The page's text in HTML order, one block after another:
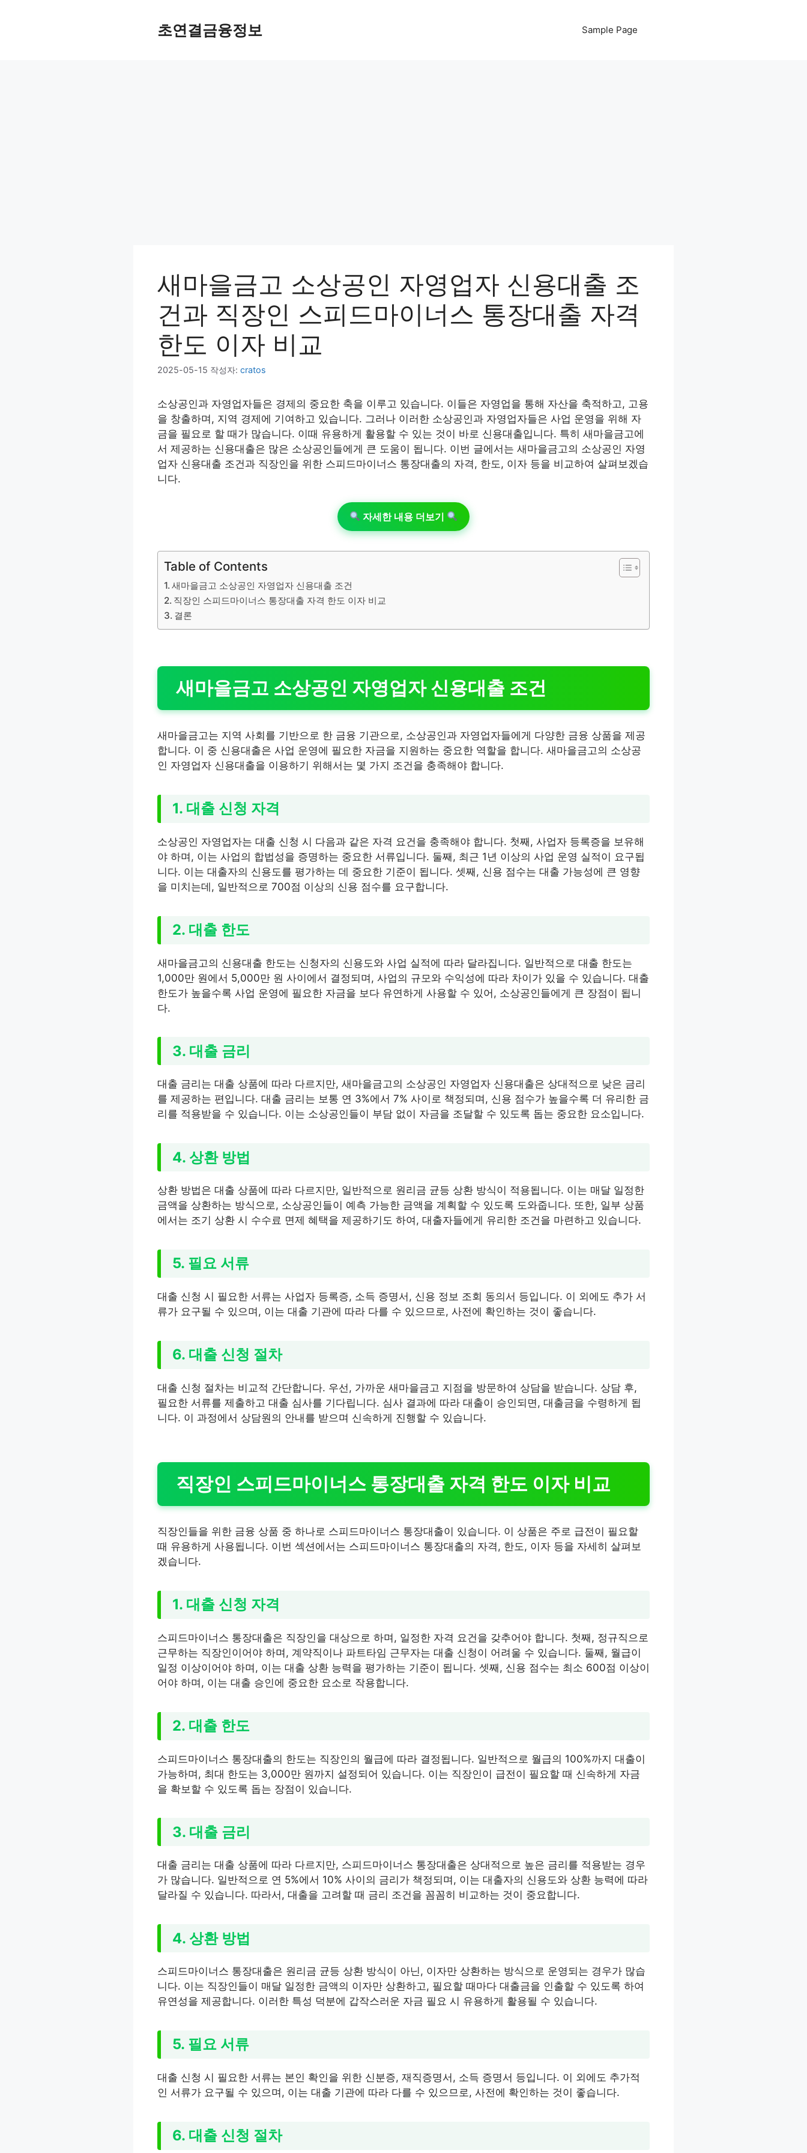
초연결금융정보 Sample Page
새마을금고 소상공인 자영업자 신용대출 조
건과 직장인 스피드마이너스 통장대출 자격
한도 이자 비교
2025-05-15 작성자: cratos
소상공인과 자영업자들은 경제의 중요한 축을 이루고 있습니다. 이들은 자영업을 통해 자산을 축적하고, 고용
을 창출하며, 지역 경제에 기여하고 있습니다. 그러나 이러한 소상공인과 자영업자들은 사업 운영을 위해 자
금을 필요로 할 때가 많습니다. 이때 유용하게 활용할 수 있는 것이 바로 신용대출입니다. 특히 새마을금고에
서 제공하는 신용대출은 많은 소상공인들에게 큰 도움이 됩니다. 이번 글에서는 새마을금고의 소상공인 자영
업자 신용대출 조건과 직장인을 위한 스피드마이너스 통장대출의 자격, 한도, 이자 등을 비교하여 살펴보겠습
니다.
자세한 내용 더보기
Table of Contents
새마을금고 소상공인 자영업자 신용대출 조건
직장인 스피드마이너스 통장대출 자격 한도 이자 비교
결론
새마을금고 소상공인 자영업자 신용대출 조건
새마을금고는 지역 사회를 기반으로 한 금융 기관으로, 소상공인과 자영업자들에게 다양한 금융 상품을 제공
합니다. 이 중 신용대출은 사업 운영에 필요한 자금을 지원하는 중요한 역할을 합니다. 새마을금고의 소상공
인 자영업자 신용대출을 이용하기 위해서는 몇 가지 조건을 충족해야 합니다.
1. 대출 신청 자격
소상공인 자영업자는 대출 신청 시 다음과 같은 자격 요건을 충족해야 합니다. 첫째, 사업자 등록증을 보유해
야 하며, 이는 사업의 합법성을 증명하는 중요한 서류입니다. 둘째, 최근 1년 이상의 사업 운영 실적이 요구됩
니다. 이는 대출자의 신용도를 평가하는 데 중요한 기준이 됩니다. 셋째, 신용 점수는 대출 가능성에 큰 영향
을 미치는데, 일반적으로 700점 이상의 신용 점수를 요구합니다.
2. 대출 한도
새마을금고의 신용대출 한도는 신청자의 신용도와 사업 실적에 따라 달라집니다. 일반적으로 대출 한도는
1,000만 원에서 5,000만 원 사이에서 결정되며, 사업의 규모와 수익성에 따라 차이가 있을 수 있습니다. 대출
한도가 높을수록 사업 운영에 필요한 자금을 보다 유연하게 사용할 수 있어, 소상공인들에게 큰 장점이 됩니
다.
3. 대출 금리
대출 금리는 대출 상품에 따라 다르지만, 새마을금고의 소상공인 자영업자 신용대출은 상대적으로 낮은 금리
를 제공하는 편입니다. 대출 금리는 보통 연 3%에서 7% 사이로 책정되며, 신용 점수가 높을수록 더 유리한 금
리를 적용받을 수 있습니다. 이는 소상공인들이 부담 없이 자금을 조달할 수 있도록 돕는 중요한 요소입니다.
4. 상환 방법
상환 방법은 대출 상품에 따라 다르지만, 일반적으로 원리금 균등 상환 방식이 적용됩니다. 이는 매달 일정한
금액을 상환하는 방식으로, 소상공인들이 예측 가능한 금액을 계획할 수 있도록 도와줍니다. 또한, 일부 상품
에서는 조기 상환 시 수수료 면제 혜택을 제공하기도 하여, 대출자들에게 유리한 조건을 마련하고 있습니다.
5. 필요 서류
대출 신청 시 필요한 서류는 사업자 등록증, 소득 증명서, 신용 정보 조회 동의서 등입니다. 이 외에도 추가 서
류가 요구될 수 있으며, 이는 대출 기관에 따라 다를 수 있으므로, 사전에 확인하는 것이 좋습니다.
6. 대출 신청 절차
대출 신청 절차는 비교적 간단합니다. 우선, 가까운 새마을금고 지점을 방문하여 상담을 받습니다. 상담 후,
필요한 서류를 제출하고 대출 심사를 기다립니다. 심사 결과에 따라 대출이 승인되면, 대출금을 수령하게 됩
니다. 이 과정에서 상담원의 안내를 받으며 신속하게 진행할 수 있습니다.
직장인 스피드마이너스 통장대출 자격 한도 이자 비교
직장인들을 위한 금융 상품 중 하나로 스피드마이너스 통장대출이 있습니다. 이 상품은 주로 급전이 필요할
때 유용하게 사용됩니다. 이번 섹션에서는 스피드마이너스 통장대출의 자격, 한도, 이자 등을 자세히 살펴보
겠습니다.
1. 대출 신청 자격
스피드마이너스 통장대출은 직장인을 대상으로 하며, 일정한 자격 요건을 갖추어야 합니다. 첫째, 정규직으로
근무하는 직장인이어야 하며, 계약직이나 파트타임 근무자는 대출 신청이 어려울 수 있습니다. 둘째, 월급이
일정 이상이어야 하며, 이는 대출 상환 능력을 평가하는 기준이 됩니다. 셋째, 신용 점수는 최소 600점 이상이
어야 하며, 이는 대출 승인에 중요한 요소로 작용합니다.
2. 대출 한도
스피드마이너스 통장대출의 한도는 직장인의 월급에 따라 결정됩니다. 일반적으로 월급의 100%까지 대출이
가능하며, 최대 한도는 3,000만 원까지 설정되어 있습니다. 이는 직장인이 급전이 필요할 때 신속하게 자금
을 확보할 수 있도록 돕는 장점이 있습니다.
3. 대출 금리
대출 금리는 대출 상품에 따라 다르지만, 스피드마이너스 통장대출은 상대적으로 높은 금리를 적용받는 경우
가 많습니다. 일반적으로 연 5%에서 10% 사이의 금리가 책정되며, 이는 대출자의 신용도와 상환 능력에 따라
달라질 수 있습니다. 따라서, 대출을 고려할 때 금리 조건을 꼼꼼히 비교하는 것이 중요합니다.
4. 상환 방법
스피드마이너스 통장대출은 원리금 균등 상환 방식이 아닌, 이자만 상환하는 방식으로 운영되는 경우가 많습
니다. 이는 직장인들이 매달 일정한 금액의 이자만 상환하고, 필요할 때마다 대출금을 인출할 수 있도록 하여
유연성을 제공합니다. 이러한 특성 덕분에 갑작스러운 자금 필요 시 유용하게 활용될 수 있습니다.
5. 필요 서류
대출 신청 시 필요한 서류는 본인 확인을 위한 신분증, 재직증명서, 소득 증명서 등입니다. 이 외에도 추가적
인 서류가 요구될 수 있으며, 이는 대출 기관에 따라 다를 수 있으므로, 사전에 확인하는 것이 좋습니다.
6. 대출 신청 절차